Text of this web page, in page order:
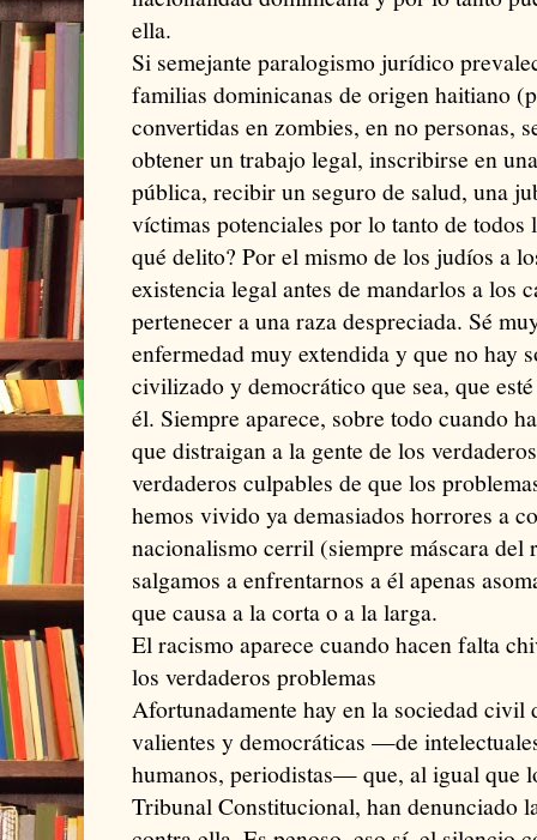
ella.
Si semejante paralogismo jurídico
familias dominicanas de origen haitiano
convertidas en zombies, en no personas,
obtener un trabajo legal, inscribirse en
pública, recibir un seguro de salud, una
víctimas potenciales por lo tanto de todos
qué delito? Por el mismo de los judíos a
existencia legal antes de mandarlos a los
pertenecer a una raza despreciada. Sé
enfermedad muy extendida y que no hay
civilizado y democrático que sea, que
él. Siempre aparece, sobre todo cuando
que distraigan a la gente de los
verdaderos culpables de que los
hemos vivido ya demasiados horrores a
nacionalismo cerril (siempre máscara del
salgamos a enfrentarnos a él apenas
que causa a la corta o a la larga.
El racismo aparece cuando hacen falta
los verdaderos problemas
Afortunadamente hay en la sociedad civil
valientes y democráticas —de
humanos, periodistas— que, al igual que
Tribunal Constitucional, han denunciado